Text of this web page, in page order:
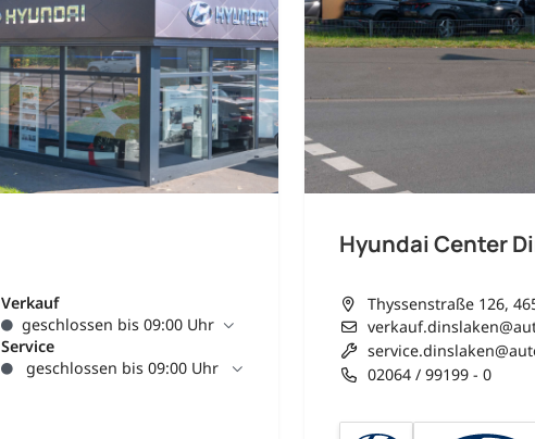
Verkauf
geschlossen bis 09:00 Uhr
Service
geschlossen bis 09:00 Uhr
Hyundai Center
Thyssenstraße 126,
02064 / 99199 - 0